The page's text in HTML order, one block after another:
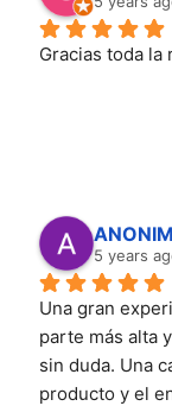
Gracias toda la
5 years
Una gran
parte más alta
sin duda. Una
producto y el